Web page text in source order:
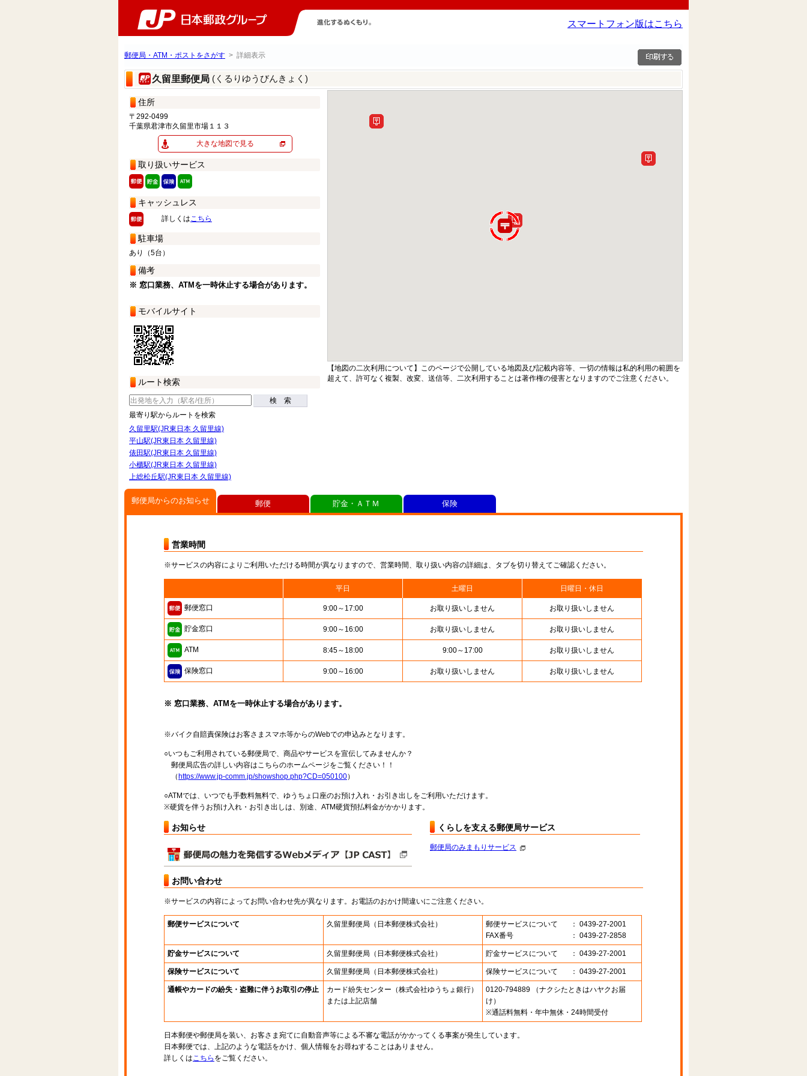
スマートフォン版はこちら
郵便局・ATM・ポストをさがす > 詳細表示
久留里郵便局 (くるりゆうびんきょく)
住所
〒292-0499
千葉県君津市久留里市場１１３
大きな地図で見る
取り扱いサービス
キャッシュレス
詳しくはこちら
駐車場
あり（5台）
備考
※ 窓口業務、ATMを一時休止する場合があります。
モバイルサイト
ルート検索
検 索
最寄り駅からルートを検索
久留里駅(JR東日本 久留里線)
平山駅(JR東日本 久留里線)
俵田駅(JR東日本 久留里線)
小櫃駅(JR東日本 久留里線)
上総松丘駅(JR東日本 久留里線)
【地図の二次利用について】このページで公開している地図及び記載内容等、一切の情報は私的利用の範囲を
超えて、許可なく複製、改変、送信等、二次利用することは著作権の侵害となりますのでご注意ください。
郵便局からのお知らせ
営業時間
※サービスの内容によりご利用いただける時間が異なりますので、営業時間、取り扱い内容の詳細は、タブを切り替えてご確認ください。
平日 土曜日 日曜日・休日
郵便窓口 9:00～17:00 お取り扱いしません お取り扱いしません
貯金窓口 9:00～16:00 お取り扱いしません お取り扱いしません
ATM 8:45～18:00 9:00～17:00 お取り扱いしません
保険窓口 9:00～16:00 お取り扱いしません お取り扱いしません
※ 窓口業務、ATMを一時休止する場合があります。
※バイク自賠責保険はお客さまスマホ等からのWebでの申込みとなります。
○いつもご利用されている郵便局で、商品やサービスを宣伝してみませんか？
郵便局広告の詳しい内容はこちらのホームページをご覧ください！！
（ https://www.jp-comm.jp/showshop.php?CD=050100）
○ATMでは、いつでも手数料無料で、ゆうちょ口座のお預け入れ・お引き出しをご利用いただけます。
※硬貨を伴うお預け入れ・お引き出しは、別途、ATM硬貨預払料金がかかります。
お知らせ くらしを支える郵便局サービス
郵便局のみまもりサービス
お問い合わせ
※サービスの内容によってお問い合わせ先が異なります。お電話のおかけ間違いにご注意ください。
郵便サービスについて 久留里郵便局 （日本郵便株式会社） 郵便サービスについて
： 0439-27-2001
FAX番号
： 0439-27-2858
貯金サービスについて 久留里郵便局 （日本郵便株式会社） 貯金サービスについて ： 0439-27-2001
保険サービスについて 久留里郵便局 （日本郵便株式会社） 保険サービスについて ： 0439-27-2001
通帳やカードの紛失・盗難に伴うお取引の停止 カード紛失センター （株式会社ゆうちょ銀行）
または上記店舗
0120-794889 （ナクシたときはハヤクお届
け）
※通話料無料・年中無休・24時間受付
日本郵便や郵便局を装い、お客さま宛てに自動音声等による不審な電話がかかってくる事案が発生しています。
日本郵便では、上記のような電話をかけ、個人情報をお尋ねすることはありません。
詳しくはこちら をご覧ください。
郵便 貯金・ＡＴＭ 保険